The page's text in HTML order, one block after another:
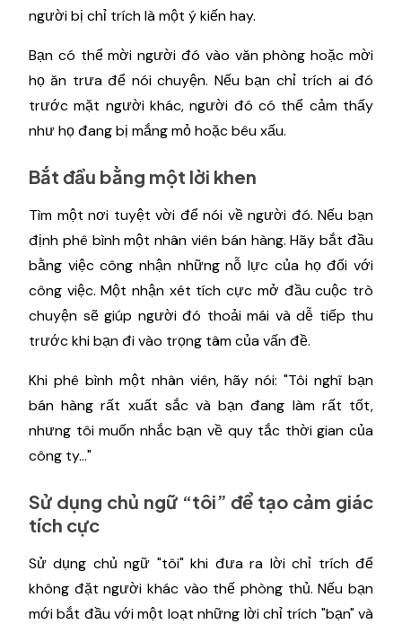
người bị chỉ trích là một ý kiến hay.
Bạn có thể mời người đó vào văn phòng hoặc mời
họ ăn trưa để nói chuyện. Nếu bạn chỉ trích ai đó
trước mặt người khác, người đó có thể cảm thấy
như họ đang bị mắng mỏ hoặc bêu xấu.
Bắt đầu bằng một lời khen
Tìm một nơi tuyệt vời để nói về người đó. Nếu bạn
định phê bình một nhân viên bán hàng. Hãy bắt đầu
bằng việc công nhận những nỗ lực của họ đối với
công việc. Một nhận xét tích cực mở đầu cuộc trò
chuyện sẽ giúp người đó thoải mái và dễ tiếp thu
trước khi bạn đi vào trọng tâm của vấn đề.
Khi phê bình một nhân viên, hãy nói: "Tôi nghĩ bạn
bán hàng rất xuất sắc và bạn đang làm rất tốt,
nhưng tôi muốn nhắc bạn về quy tắc thời gian của
công ty..."
Sử dụng chủ ngữ “tôi” để tạo cảm giác
tích cực
Sử dụng chủ ngữ "tôi" khi đưa ra lời chỉ trích để
không đặt người khác vào thế phòng thủ. Nếu bạn
mới bắt đầu với một loạt những lời chỉ trích "bạn" và